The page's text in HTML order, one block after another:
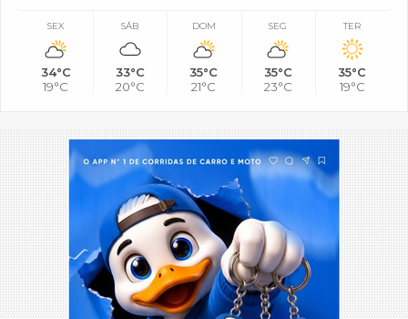
SEX
34°C
19°C
SÁB
33°C
20°C
DOM
35°C
21°C
SEG
35°C
23°C
TER
35°C
19°C